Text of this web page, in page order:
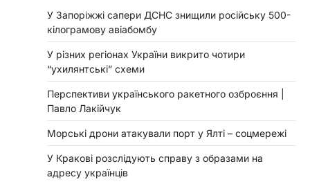
У Запоріжжі сапери ДСНС знищили російську 500-
кілограмову авіабомбу
У різних регіонах України викрито чотири
“ухилянтські” схеми
Перспективи українського ракетного озброєння |
Павло Лакійчук
Морські дрони атакували порт у Ялті – соцмережі
У Кракові розслідують справу з образами на
адресу українців